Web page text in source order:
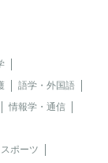
語学・外国語
情報学・通信
ポーツ